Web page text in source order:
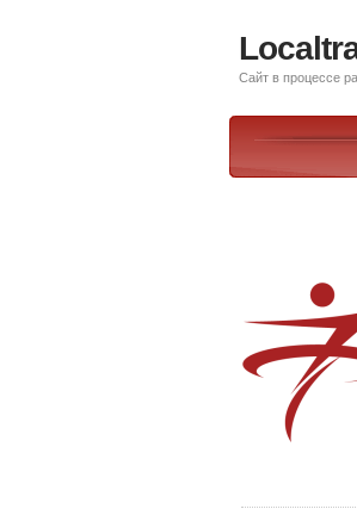
Сайт в процессе